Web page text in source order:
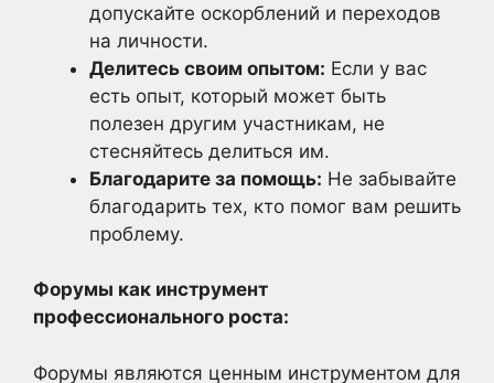
допускайте оскорблений и переходов
на личности.
Делитесь своим опытом: Если у вас
есть опыт, который может быть
полезен другим участникам, не
стесняйтесь делиться им.
Благодарите за помощь: Не забывайте
благодарить тех, кто помог вам решить
проблему.
Форумы как инструмент
профессионального роста:
Форумы являются ценным инструментом для